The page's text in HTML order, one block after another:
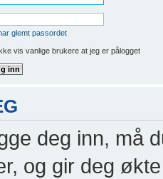
glemt passordet
vis vanlige brukere at jeg er pålogget
deg inn, må
og gir deg